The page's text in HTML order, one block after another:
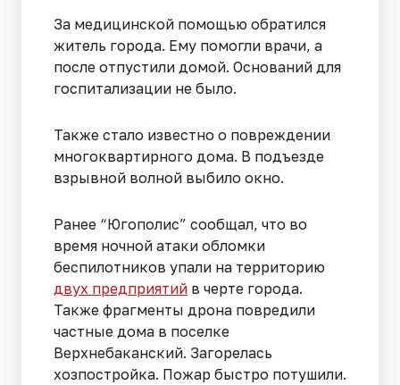
За медицинской помощью обратился
житель города. Ему помогли врачи, а
после отпустили домой. Оснований для
госпитализации не было.
Также стало известно о повреждении
многоквартирного дома. В подъезде
взрывной волной выбило окно.
Ранее “Югополис” сообщал, что во
время ночной атаки обломки
беспилотников упали на территорию
двух предприятий в черте города.
Также фрагменты дрона повредили
частные дома в поселке
Верхнебаканский. Загорелась
хозпостройка. Пожар быстро потушили.